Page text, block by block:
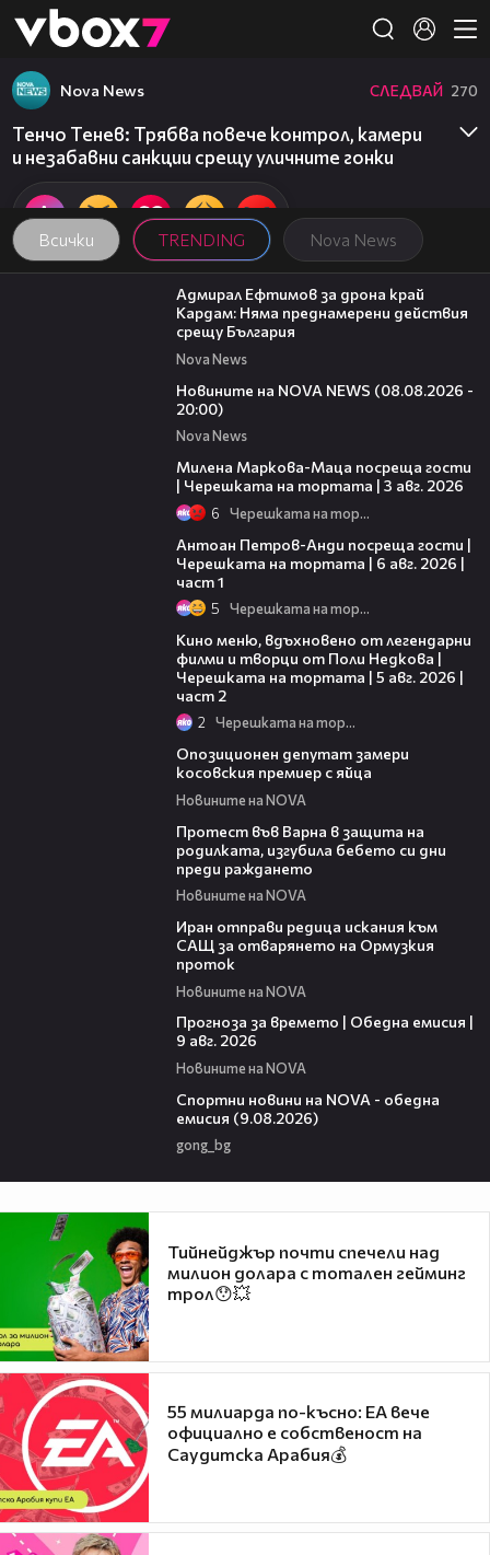
👾
Всички TRENDING Nova News
Nova News СЛЕДВАЙ 270
Тенчо Тенев: Трябва повече контрол, камери
и незабавни санкции срещу уличните гонки
01:48
Адмирал Ефтимов за дрона край
Кардам: Няма преднамерени действия
срещу България
Nova News
Новините на NOVA NEWS (08.08.2026 -
20:00)
Nova News
Милена Маркова-Маца посреща гости
| Черешката на тортата | 3 авг. 2026
6 Черешката на тортата
Антоан Петров-Анди посреща гости |
Черешката на тортата | 6 авг. 2026 |
част 1
5 Черешката на тортата
Кино меню, вдъхновено от легендарни
филми и творци от Поли Недкова |
Черешката на тортата | 5 авг. 2026 |
част 2
2 Черешката на тортата
Опозиционен депутат замери
косовския премиер с яйца
Новините на NOVA
Протест във Варна в защита на
родилката, изгубила бебето си дни
преди раждането
Новините на NOVA
Иран отправи редица искания към
САЩ за отварянето на Ормузкия
проток
Новините на NOVA
Прогноза за времето | Обедна емисия |
9 авг. 2026
Новините на NOVA
Спортни новини на NOVA - обедна
емисия (9.08.2026)
gong_bg
Тийнейджър почти спечели над
милион долара с тотален гейминг
трол😯💥
55 милиарда по-късно: EA вече
официално е собственост на
Саудитска Арабия💰